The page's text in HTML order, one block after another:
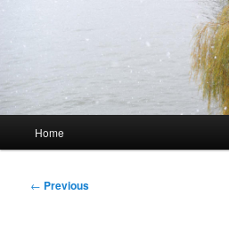
content
Home
Post
← Previous